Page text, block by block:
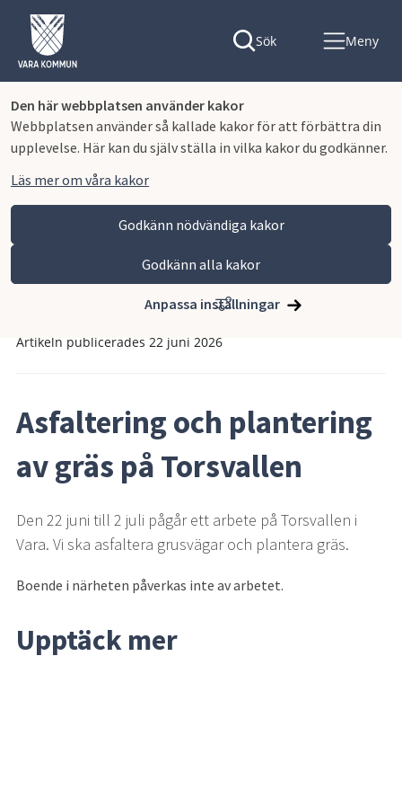
Den här webbplatsen använder kakor
Webbplatsen använder så kallade kakor för att förbättra din
upplevelse. Här kan du själv ställa in vilka kakor du godkänner.
Läs mer om våra kakor
Godkänn nödvändiga kakor
Godkänn alla kakor
Anpassa inställningar
Sök Meny
Vara kommun
Kontaktcenter
Drift- och serviceinformation
Artikeln publicerades 22 juni 2026
Asfaltering och plantering
av gräs på Torsvallen
Den 22 juni till 2 juli pågår ett arbete på Torsvallen i
Vara. Vi ska asfaltera grusvägar och plantera gräs.
Boende i närheten påverkas inte av arbetet.
Upptäck mer